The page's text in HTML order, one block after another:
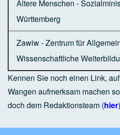
Ältere Menschen -
Württemberg
Zawiw - Zentrum für
Wissenschaftliche
Kennen Sie noch einen Link,
Wangen aufmerksam machen
doch dem Redaktionsteam (hier